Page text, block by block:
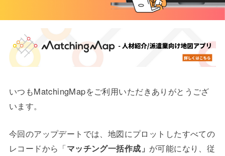
いつもMatchingMapをご利用いただきありがとうござ
います。
今回のアップデートでは、地図にプロットしたすべての
レコードから「マッチング一括作成」 が可能になり、従